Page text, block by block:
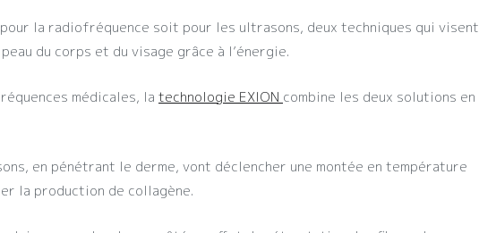
la radiofréquence soit pour les ultrasons, deux techniques qui visent
du corps et du visage grâce à l’énergie.
médicales, la technologie EXION combine les deux solutions en
en pénétrant le derme, vont déclencher une montée en température
la production de collagène.